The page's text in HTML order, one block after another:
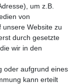
um z.B.
von
Website zu
durch gesetzte
wir in den
oder aufgrund eines
kann erteilt